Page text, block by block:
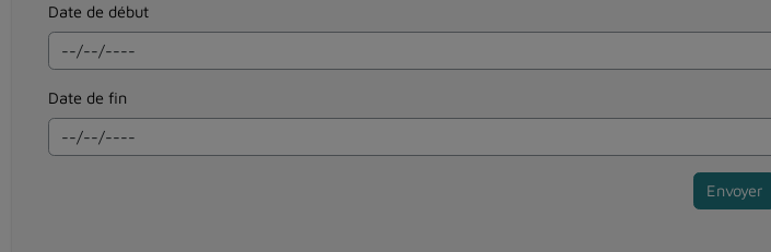
Date de début
Date de fin
Envoyer